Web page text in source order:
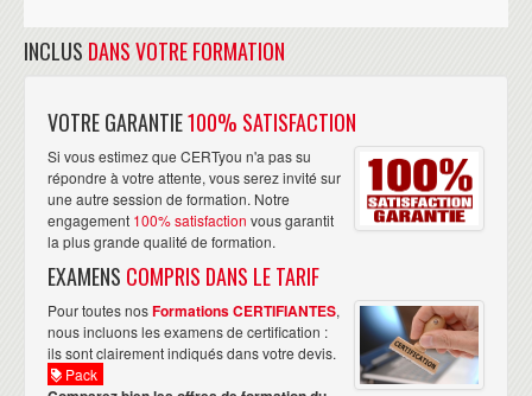
INCLUS DANS VOTRE FORMATION
VOTRE GARANTIE100% SATISFACTION
Si vous estimez que CERTyou n'a pas su
répondre à votre attente, vous serez invité sur
une autre session de formation. Notre
engagement 100% satisfaction vous garantit
la plus grande qualité de formation.
EXAMENS COMPRIS DANS LE TARIF
Pour toutes nosFormations CERTIFIANTES,
nous incluons les examens de certification :
ils sont clairement indiqués dans votre devis.
Pack